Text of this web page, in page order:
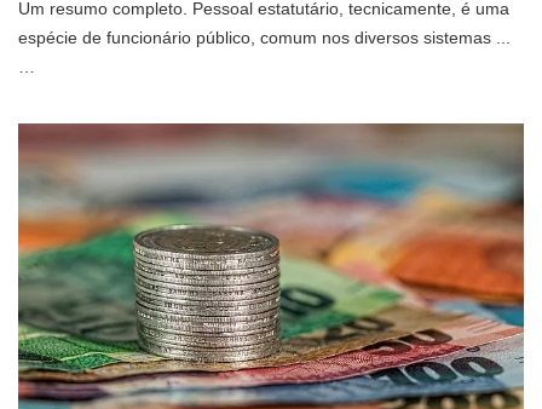
Um resumo completo. Pessoal estatutário, tecnicamente, é uma
espécie de funcionário público, comum nos diversos sistemas ...
…